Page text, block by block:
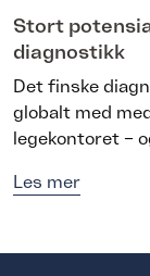
Stort
diagnostikk
Det finske
globalt med
legekontoret –
Les mer